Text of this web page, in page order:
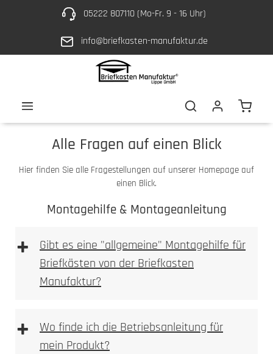
Zum Hauptinhalt springen05222 807110 (Mo-Fr. 9 - 16 Uhr)
info@briefkasten-manufaktur.de
Alle Fragen auf einen Blick
Hier finden Sie alle Fragestellungen auf unserer Homepage auf
einen Blick.
Montagehilfe & Montageanleitung
+
Gibt es eine "allgemeine" Montagehilfe für
Briefkästen von der Briefkasten
Manufaktur?
+
Wo finde ich die Betriebsanleitung für
mein Produkt?